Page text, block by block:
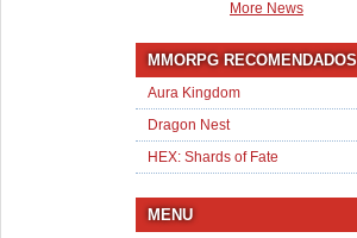
More News
MMORPG RECOMENDADOS
Aura Kingdom
Dragon Nest
HEX: Shards of Fate
MENU